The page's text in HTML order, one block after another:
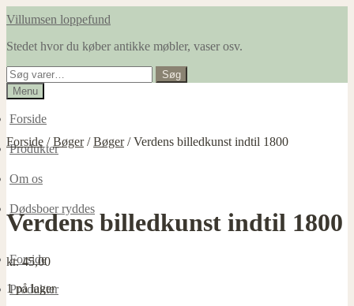
Spring
navigation
Spring
indhold
Villumsen loppefund
Stedet hvor du køber antikke møbler, vaser osv.
Søg
efter:
Søg
Menu
Forside
Produkter
Om os
Dødsboer ryddes
Forside
Produkter
Forside /Bøger/Bøger/Verdens billedkunst indtil 1800
Verdens billedkunst indtil 1800
kr.45,00
1 på lager